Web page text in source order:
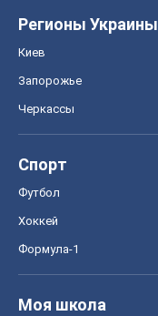
Регионы Украины
Киев
Запорожье
Черкассы
Спорт
Футбол
Хоккей
Формула-1
Моя школа